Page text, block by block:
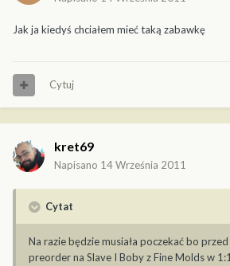
Jak ja kiedyś chciałem mieć taką zabawkę
Cytuj
kret69
Napisano 14 Września 2011
Cytat
Na razie będzie musiała poczekać bo przed
preorder na Slave I Boby z Fine Molds w